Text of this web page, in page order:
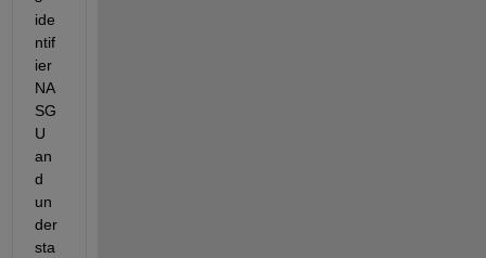
ide
ntif
ier
NA
SG
U
an
d
un
der
sta